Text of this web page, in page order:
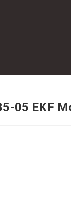
05 EKF